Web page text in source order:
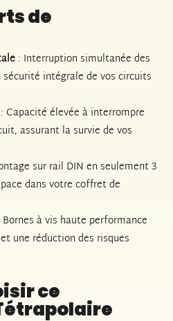
de
: Interruption simultanée des
intégrale de vos circuits
Capacité élevée à interrompre
assurant la survie de vos
sur rail DIN en seulement 3
dans votre coffret de
Bornes à vis haute performance
une réduction des risques
ce